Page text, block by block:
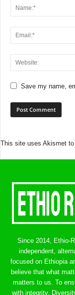
Save my name,
This site uses Akismet
Since 2014, Ethio-
independent,
focused on Ethiopia
believe that what
matters to us. To
with integrity,